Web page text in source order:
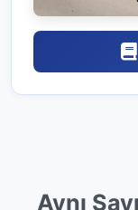
Aynı